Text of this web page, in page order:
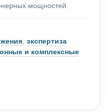
мощностей.
, экспертиза
и комплексные